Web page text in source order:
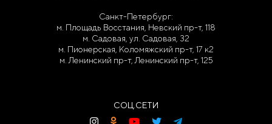
Санкт-Петербург:
м. Площадь Восстания, Невский пр-т, 118
м. Садовая, ул. Садовая, 32
м. Пионерская, Коломяжский пр-т, 17 к2
м. Ленинский пр-т, Ленинский пр-т, 125
СОЦ.СЕТИ